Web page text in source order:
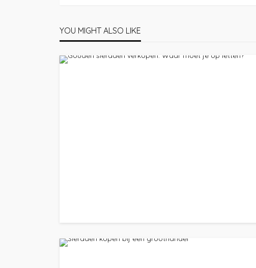
YOU MIGHT ALSO LIKE